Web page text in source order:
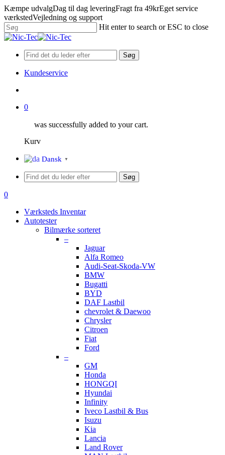
Skip
to
main
content
Kæmpe udvalgDag til dag leveringFragt fra 49krEget service
værkstedVejledning og support
Hit enter to search or ESC to close
Close
Søg
Kundeservice
0
was successfully added to your cart.
Kurv
Menu
Dansk ▼
Søg
search
0
Værksteds Inventar
Autotester
Bilmærke sorteret
–
Jaguar
Alfa Romeo
Audi-Seat-Skoda-VW
BMW
Bugatti
BYD
DAF Lastbil
chevrolet & Daewoo
Chrysler
Citroen
Fiat
Ford
–
GM
Honda
HONGQI
Hyundai
Infinity
Iveco Lastbil & Bus
Isuzu
Kia
Lancia
Land Rover